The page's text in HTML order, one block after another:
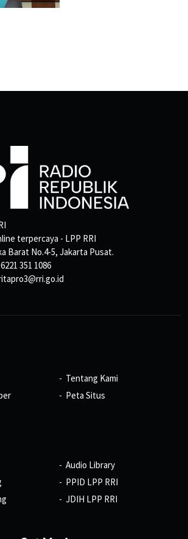
terpercaya - LPP RRI
Barat No.4-5, Jakarta Pusat.
351 1086
Tentang Kami
Peta Situs
Audio Library
PPID LPP RRI
JDIH LPP RRI